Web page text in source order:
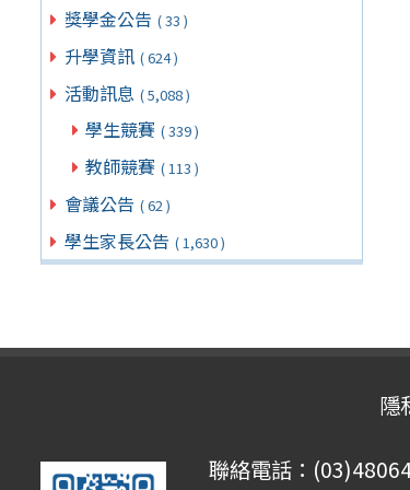
獎學金公告 ( 33 )
升學資訊 ( 624 )
活動訊息 ( 5,088 )
學生競賽 ( 339 )
教師競賽 ( 113 )
會議公告 ( 62 )
學生家長公告 ( 1,630 )
隱
聯絡電話：